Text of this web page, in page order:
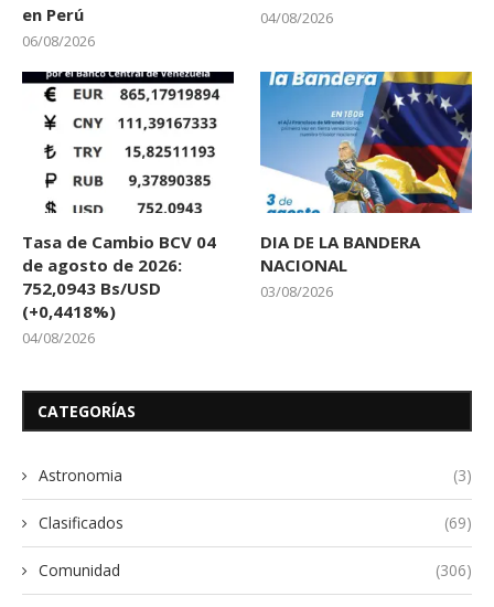
en Perú
06/08/2026
04/08/2026
Tasa de Cambio BCV 04
de agosto de 2026:
752,0943 Bs/USD
(+0,4418%)
04/08/2026
DIA DE LA BANDERA
NACIONAL
03/08/2026
CATEGORÍAS
Astronomia (3)
Clasificados (69)
Comunidad (306)